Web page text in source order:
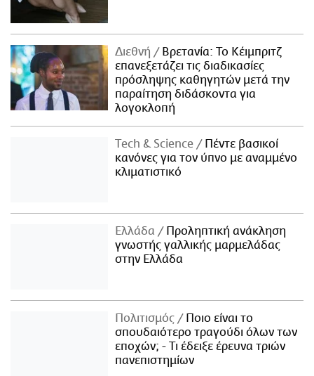
Διεθνή
Βρετανία: Το Κέιμπριτζ
επανεξετάζει τις διαδικασίες
πρόσληψης καθηγητών μετά την
παραίτηση διδάσκοντα για
λογοκλοπή
Τech & Science
Πέντε βασικοί
κανόνες για τον ύπνο με αναμμένο
κλιματιστικό
Ελλάδα
Προληπτική ανάκληση
γνωστής γαλλικής μαρμελάδας
στην Ελλάδα
Πολιτισμός
Ποιο είναι το
σπουδαιότερο τραγούδι όλων των
εποχών; - Τι έδειξε έρευνα τριών
πανεπιστημίων